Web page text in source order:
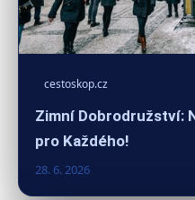
cestoskop.cz
Zimní Dobrodružství:
pro Každého!
28. 6. 2026